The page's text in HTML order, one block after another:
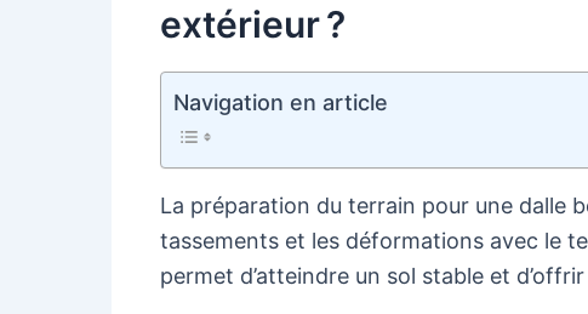
extérieur ?
Navigation en article
La préparation du terrain pour une dalle
tassements et les déformations avec le
permet d’atteindre un sol stable et